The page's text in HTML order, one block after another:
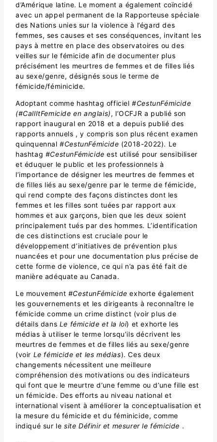
d’Amérique latine. Le moment a également coïncidé
avec un appel permanent de la Rapporteuse spéciale
des Nations unies sur la violence à l’égard des
femmes, ses causes et ses conséquences, invitant les
pays à mettre en place des observatoires ou des
veilles sur le fémicide afin de documenter plus
précisément les meurtres de femmes et de filles liés
au sexe/genre, désignés sous le terme de
fémicide/féminicide.
Adoptant comme hashtag officiel#CestunFémicide
(#CallItFemicide en anglais), l’OCFJR a publié son
rapport inaugural en 2018 et a depuis publié des
rapports annuels , y compris son plus récent examen
quinquennal#CestunFémicide (2018-2022). Le
hashtag #CestunFémicideest utilisé pour sensibiliser
et éduquer le public et les professionnels à
l’importance de désigner les meurtres de femmes et
de filles liés au sexe/genre par le terme de fémicide,
qui rend compte des façons distinctes dont les
femmes et les filles sont tuées par rapport aux
hommes et aux garçons, bien que les deux soient
principalement tués par des hommes. L’identification
de ces distinctions est cruciale pour le
développement d’initiatives de prévention plus
nuancées et pour une documentation plus précise de
cette forme de violence, ce qui n’a pas été fait de
manière adéquate au Canada.
Le mouvement #CestunFémicideexhorte également
les gouvernements et les dirigeants à reconnaître le
fémicide comme un crime distinct (voir plus de
détails dans Le fémicide et la loi) et exhorte les
médias à utiliser le terme lorsqu’ils décrivent les
meurtres de femmes et de filles liés au sexe/genre
(voir Le fémicide et les médias). Ces deux
changements nécessitent une meilleure
compréhension des motivations ou des indicateurs
qui font que le meurtre d’une femme ou d’une fille est
un fémicide. Des efforts au niveau national et
international visent à améliorer la conceptualisation et
la mesure du fémicide et du féminicide, comme
indiqué sur le site Définir et mesurer le fémicide .